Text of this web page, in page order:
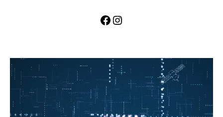
Facebook
Instagram